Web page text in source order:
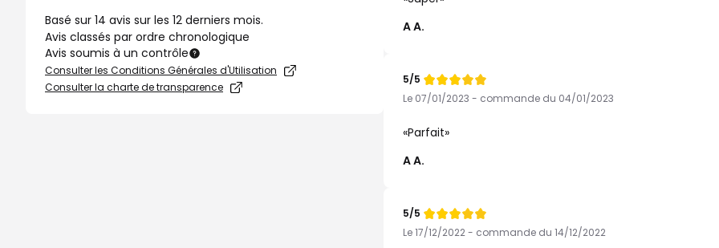
Basé sur 14 avis sur les 12 derniers mois.
Avis classés par ordre chronologique
Avis soumis à un contrôle
Consulter les Conditions Générales d'Utilisation
Consulter la charte de transparence
A A.
Note
de
5/5
Le 07/01/2023 - commande du 04/01/2023
Parfait
A A.
Note
de
5/5
Le 17/12/2022 - commande du 14/12/2022